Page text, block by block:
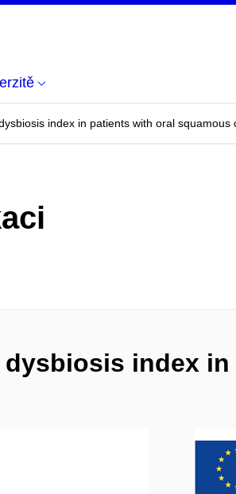
index in patients with oral squamous
index